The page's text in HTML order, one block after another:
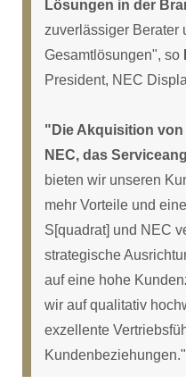
Lösungen in der
zuverlässiger Berater
Gesamtlösungen", so
President, NEC
"Die Akquisition
NEC, das
bieten wir unseren
mehr Vorteile und
S[quadrat] und NEC
strategische
auf eine hohe
wir auf qualitativ
exzellente
Kundenbeziehungen."